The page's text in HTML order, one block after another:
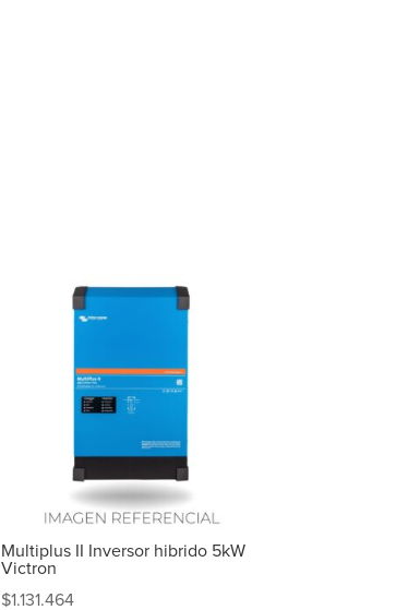
Multiplus II Inversor hibrido 5kW
Victron
$1.131.464